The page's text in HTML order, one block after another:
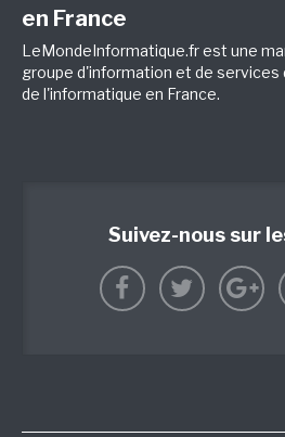
en France
LeMondeInformatique.fr est une
groupe d'information et de services
de l'informatique en France.
Suivez-nous sur